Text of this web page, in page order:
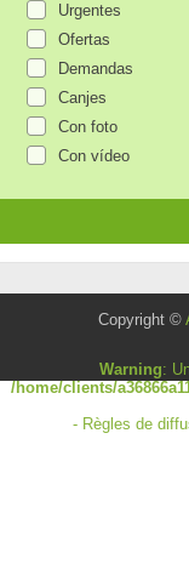
Urgentes
Ofertas
Demandas
Canjes
Con foto
Con vídeo
Copyright ©
Warning:
/home/clients/
- Règles de